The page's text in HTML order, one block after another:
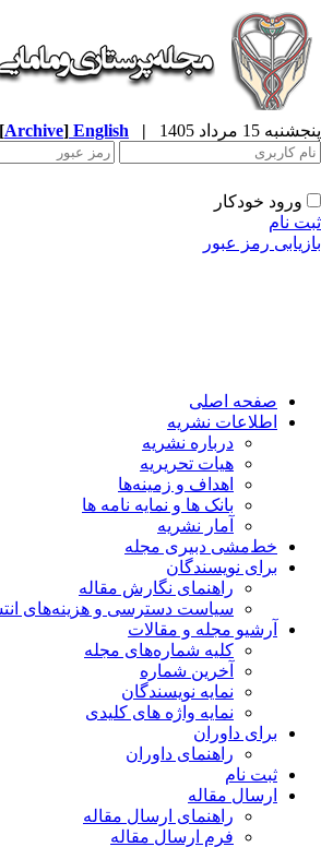
پنجشنبه 15 مرداد 1405 |
English
[Archive]
ورود خودکار
ثبت نام
بازیابی رمز عبور
صفحه اصلی
اطلاعات نشریه
درباره نشریه
هیات تحریریه
اهداف و زمینه‌ها
بانک ها و نمایه نامه ها
آمار نشریه
خط‌مشی دبیری مجله
برای نویسندگان
راهنمای نگارش مقاله
سیاست دسترسی و هزینه‌های
آرشیو مجله و مقالات
کلیه شماره‌های مجله
آخرین شماره
نمایه نویسندگان
نمایه واژه های کلیدی
برای داوران
راهنمای داوران
ثبت نام
ارسال مقاله
راهنمای ارسال مقاله
فرم ارسال مقاله